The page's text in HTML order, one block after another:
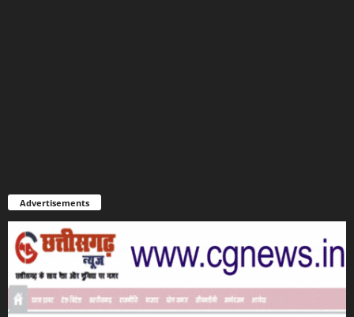
Advertisements